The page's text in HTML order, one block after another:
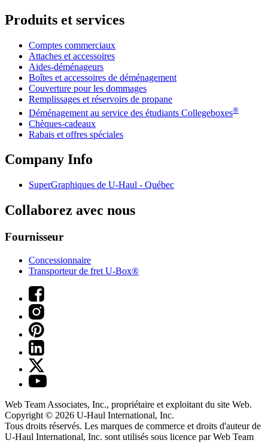
Produits et services
Comptes commerciaux
Attaches et accessoires
Aides-déménageurs
Boîtes et accessoires de déménagement
Couverture pour les dommages
Remplissages et réservoirs de propane
Déménagement au service des étudiants Collegeboxes®
Chèques-cadeaux
Rabais et offres spéciales
Company Info
SuperGraphiques de U-Haul - Québec
Collaborez avec nous
Fournisseur
Concessionnaire
Transporteur de fret U-Box®
Web Team Associates, Inc., propriétaire et exploitant du site Web.
Copyright © 2026 U-Haul International, Inc.
Tous droits réservés. Les marques de commerce et droits d'auteur de
U-Haul International, Inc. sont utilisés sous licence par Web Team